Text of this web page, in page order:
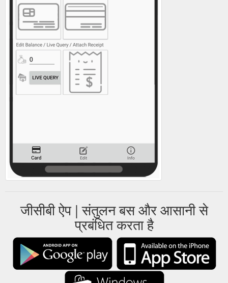
जीसीबी ऐप | संतुलन बस और आसानी से
प्रबंधित करता है